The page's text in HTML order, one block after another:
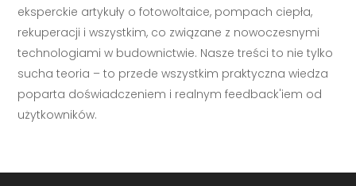
eksperckie artykuły o fotowoltaice, pompach ciepła,
rekuperacji i wszystkim, co związane z nowoczesnymi
technologiami w budownictwie. Nasze treści to nie tylko
sucha teoria – to przede wszystkim praktyczna wiedza
poparta doświadczeniem i realnym feedback'iem od
użytkowników.